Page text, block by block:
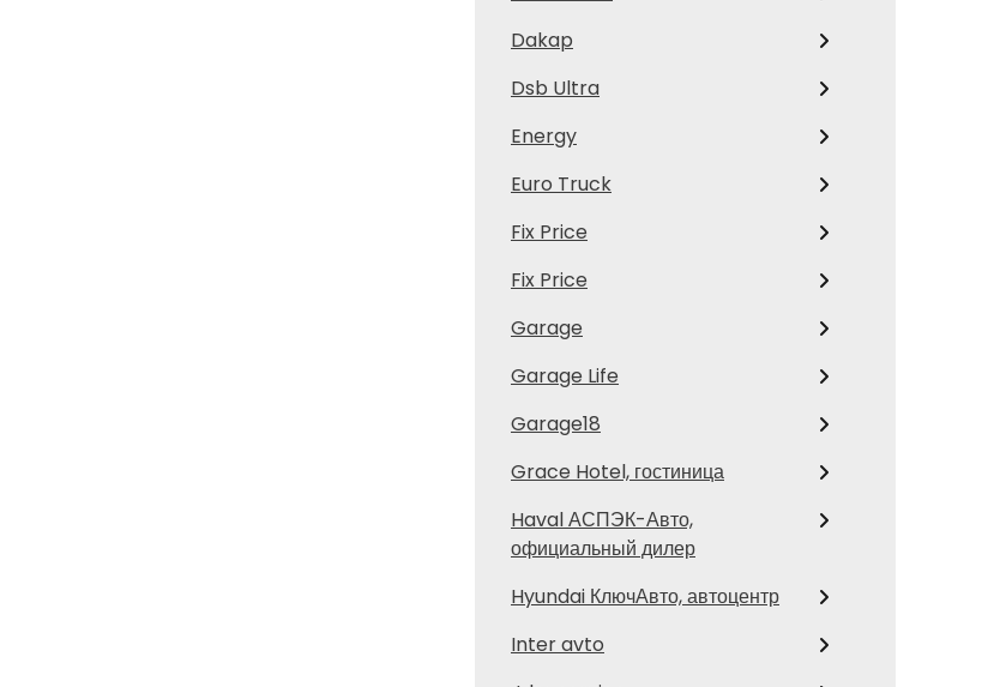
Dakap
Dsb Ultra
Energy
Euro Truck
Fix Price
Fix Price
Garage
Garage Life
Garage18
Grace Hotel, гостиница
Haval АСПЭК-Авто,
официальный дилер
Hyundai КлючАвто, автоцентр
Inter avto